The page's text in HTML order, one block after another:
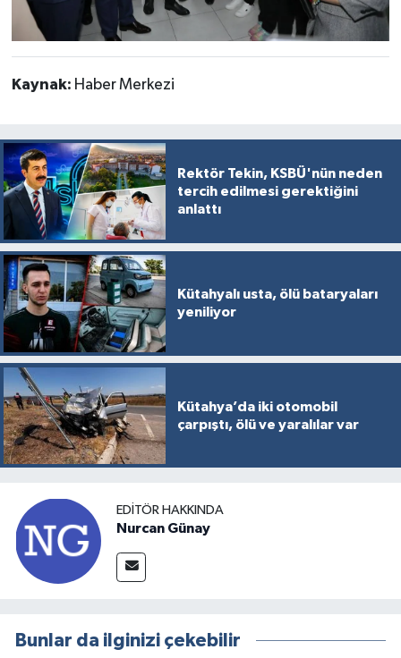
Kaynak: Haber Merkezi
Rektör Tekin, KSBÜ'nün neden
tercih edilmesi gerektiğini
anlattı
Kütahyalı usta, ölü bataryaları
yeniliyor
Kütahya’da iki otomobil
çarpıştı, ölü ve yaralılar var
EDITÖR HAKKINDA
Nurcan Günay
Bunlar da ilginizi çekebilir